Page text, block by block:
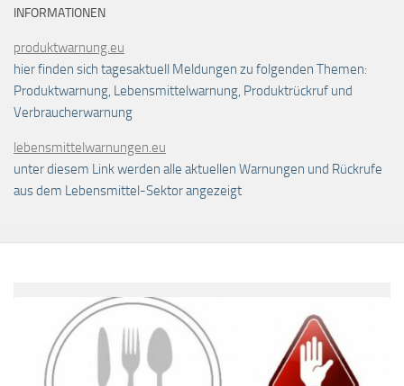
INFORMATIONEN
produktwarnung.eu
hier finden sich tagesaktuell Meldungen zu folgenden Themen:
Produktwarnung, Lebensmittelwarnung, Produktrückruf und
Verbraucherwarnung
lebensmittelwarnungen.eu
unter diesem Link werden alle aktuellen Warnungen und Rückrufe
aus dem Lebensmittel-Sektor angezeigt